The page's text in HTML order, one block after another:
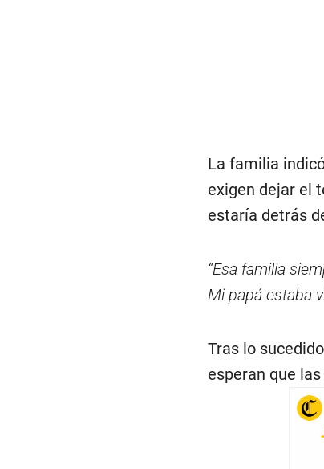
La familia
exigen dejar el
estaría detrás
“Esa familia
Mi papá estaba
Tras lo
esperan que